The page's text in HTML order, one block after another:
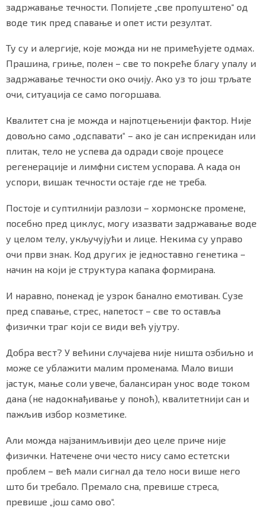
задржавање течности. Попијете „све пропуштено“ од
воде тик пред спавање и опет исти резултат.
Ту су и алергије, које можда ни не примећујете одмах.
Прашина, гриње, полен – све то покреће благу упалу и
задржавање течности око очију. Ако уз то још трљате
очи, ситуација се само погоршава.
Квалитет сна је можда и најпотцењенији фактор. Није
довољно само „одспавати“ – ако је сан испрекидан или
плитак, тело не успева да одради своје процесе
регенерације и лимфни систем успорава. А када он
успори, вишак течности остаје где не треба.
Постоје и суптилнији разлози – хормонске промене,
посебно пред циклус, могу изазвати задржавање воде
у целом телу, укључујући и лице. Некима су управо
очи први знак. Код других је једноставно генетика –
начин на који је структура капака формирана.
И наравно, понекад је узрок банално емотиван. Сузе
пред спавање, стрес, напетост – све то оставља
физички траг који се види већ ујутру.
Добра вест? У већини случајева није ништа озбиљно и
може се ублажити малим променама. Мало виши
јастук, мање соли увече, балансиран унос воде током
дана (не надокнађивање у поноћ), квалитетнији сан и
пажљив избор козметике.
Али можда најзанимљивији део целе приче није
физички. Натечене очи често нису само естетски
проблем – већ мали сигнал да тело носи више него
што би требало. Премало сна, превише стреса,
превише „још само ово“.
ПРЕУЗМИТЕ НАШУ АПЛИКАЦИЈУ